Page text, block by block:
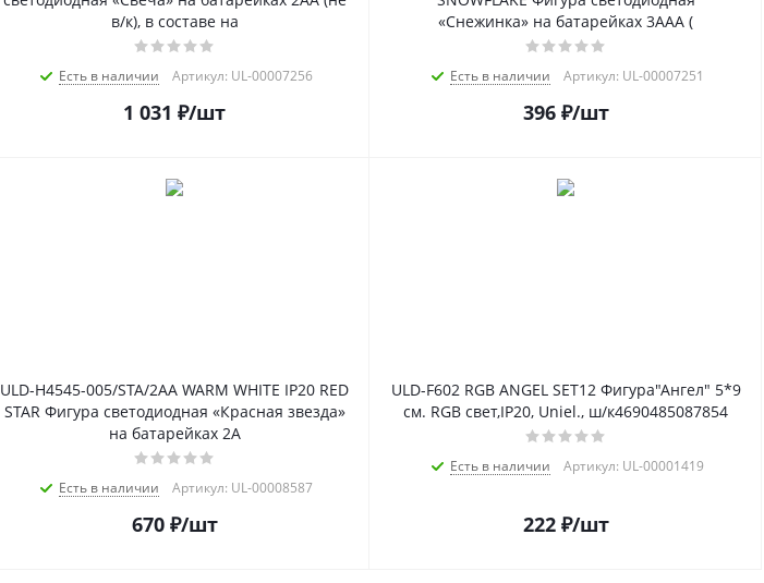
в/к), в составе на
Есть в наличии Артикул: UL-00007256
1 031 ₽/шт
«Снежинка» на батарейках 3AAA (
Есть в наличии Артикул: UL-00007251
396₽/шт
ULD-H4545-005/STA/2AA WARM WHITE IP20 RED
STAR Фигура светодиодная «Красная звезда»
на батарейках 2A
Есть в наличии Артикул: UL-00008587
670₽/шт
ULD-F602 RGB ANGEL SET12 Фигура"Ангел" 5*9
см. RGB свет,IP20, Uniel., ш/к4690485087854
Есть в наличии Артикул: UL-00001419
222₽/шт